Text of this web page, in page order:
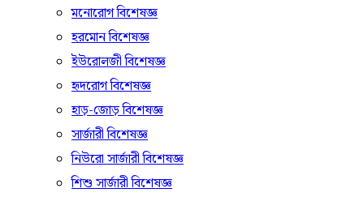
মনোরোগ বিশেষজ্ঞ
হরমোন বিশেষজ্ঞ
ইউরোলজী বিশেষজ্ঞ
হৃদরোগ বিশেষজ্ঞ
হাড়-জোড় বিশেষজ্ঞ
সার্জারী বিশেষজ্ঞ
নিউরো সার্জারী বিশেষজ্ঞ
শিশু সার্জারী বিশেষজ্ঞ